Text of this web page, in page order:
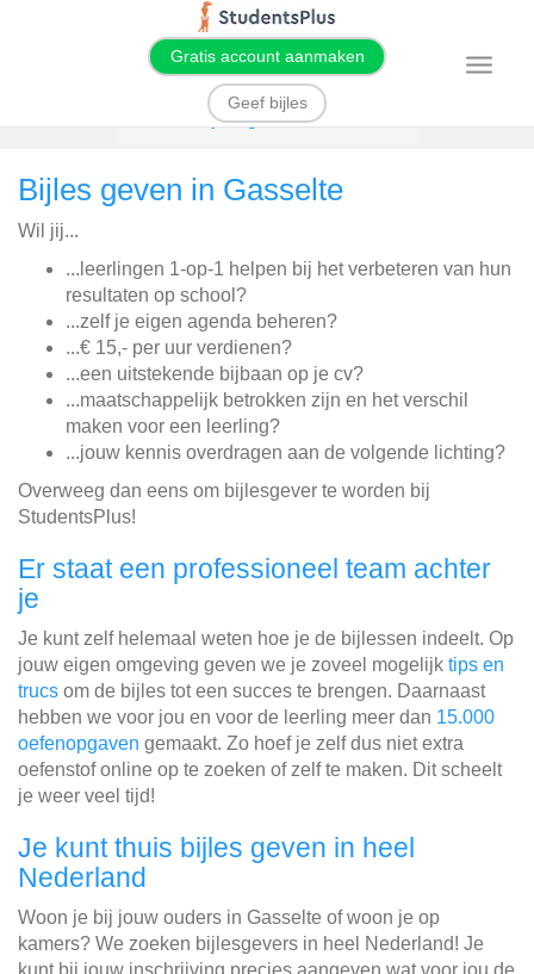
Gratis account aanmaken
Geef bijles
T
l
t
Bijles geven Gasselte
Bijles geven in Gasselte
Wil jij...
...leerlingen 1-op-1 helpen bij het verbeteren van hun
resultaten op school?
...zelf je eigen agenda beheren?
...€ 15,- per uur verdienen?
...een uitstekende bijbaan op je cv?
...maatschappelijk betrokken zijn en het verschil
maken voor een leerling?
...jouw kennis overdragen aan de volgende lichting?
Overweeg dan eens om bijlesgever te worden bij
StudentsPlus!
Er staat een professioneel team achter
je
Je kunt zelf helemaal weten hoe je de bijlessen indeelt. Op
jouw eigen omgeving geven we je zoveel mogelijk tips en
trucs om de bijles tot een succes te brengen. Daarnaast
hebben we voor jou en voor de leerling meer dan 15.000
oefenopgaven gemaakt. Zo hoef je zelf dus niet extra
oefenstof online op te zoeken of zelf te maken. Dit scheelt
je weer veel tijd!
Je kunt thuis bijles geven in heel
Nederland
Woon je bij jouw ouders in Gasselte of woon je op
kamers? We zoeken bijlesgevers in heel Nederland! Je
kunt bij jouw inschrijving precies aangeven wat voor jou de